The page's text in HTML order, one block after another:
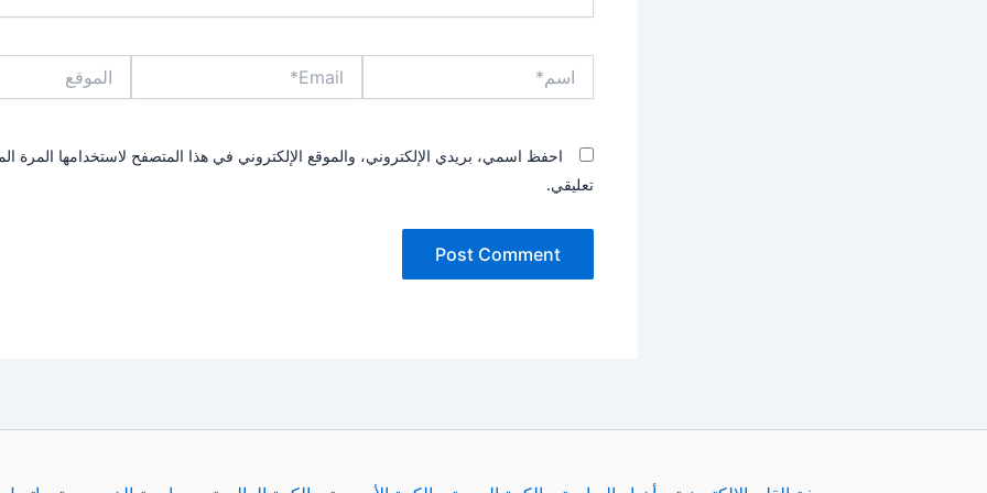
احفظ اسمي، بريدي الإلكتروني، والموقع الإلكتروني في هذا المتصفح لاستخدامها المرة
تعليقي.